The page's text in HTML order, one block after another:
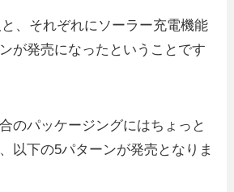
、それぞれにソーラー充電機能
が発売になったということです
のパッケージングにはちょっと
以下の5パターンが発売となりま